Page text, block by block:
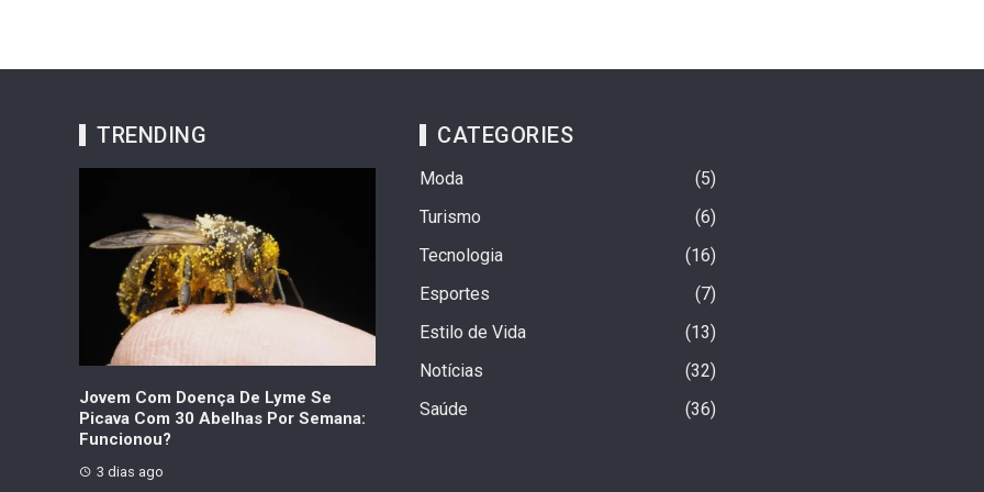
TRENDING
Jovem Com Doença De Lyme Se
Picava Com 30 Abelhas Por Semana:
Funcionou?
3 dias ago
Choupette Faliu? A Verdade Sobre A
Fortuna Da Gata Mais Rica Do Mundo
Urso-Preto Morre Eletrocutado Em
Poste De Energia Elétrica Nos EUA
CATEGORIES
Moda
5
Turismo
6
Tecnologia
16
Esportes
7
Estilo de Vida
13
Notícias
32
Saúde
36